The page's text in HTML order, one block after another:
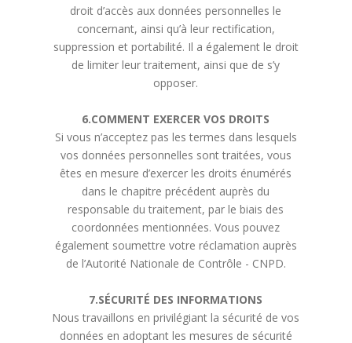
droit d’accès aux données personnelles le
concernant, ainsi qu’à leur rectification,
suppression et portabilité. Il a également le droit
de limiter leur traitement, ainsi que de s’y
opposer.
6.COMMENT EXERCER VOS DROITS
Si vous n’acceptez pas les termes dans lesquels
vos données personnelles sont traitées, vous
êtes en mesure d’exercer les droits énumérés
dans le chapitre précédent auprès du
responsable du traitement, par le biais des
coordonnées mentionnées. Vous pouvez
également soumettre votre réclamation auprès
de l’Autorité Nationale de Contrôle - CNPD.
7.SÉCURITÉ DES INFORMATIONS
Nous travaillons en privilégiant la sécurité de vos
données en adoptant les mesures de sécurité